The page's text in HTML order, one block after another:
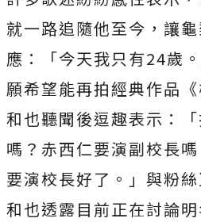
就一路追隨他至今， 讓
應：「今天我只有24歲。
願希望能再拍經典作品《
和也聽聞後逗趣表示：
嗎？ 赤西仁要演副校長
要演校長好了。」 與粉
和也透露目前正在討論